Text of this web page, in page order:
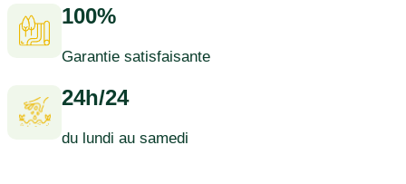
100%
Garantie satisfaisante
24h/24
du lundi au samedi